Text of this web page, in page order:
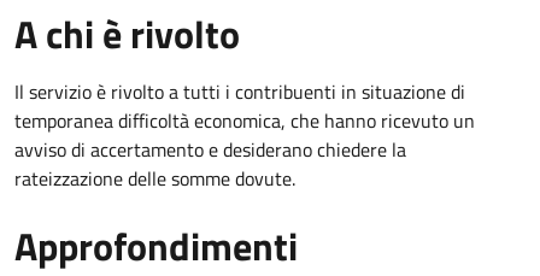
A chi è rivolto
Il servizio è rivolto a tutti i contribuenti in situazione di
temporanea difficoltà economica, che hanno ricevuto un
avviso di accertamento e desiderano chiedere la
rateizzazione delle somme dovute.
Approfondimenti